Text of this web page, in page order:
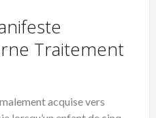
Traitement
acquise vers